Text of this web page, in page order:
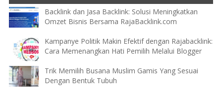
Backlink dan Jasa Backlink: Solusi Meningkatkan
Omzet Bisnis Bersama RajaBacklink.com
Kampanye Politik Makin Efektif dengan Rajabacklink:
Cara Memenangkan Hati Pemilih Melalui Blogger
Trik Memilih Busana Muslim Gamis Yang Sesuai
Dengan Bentuk Tubuh